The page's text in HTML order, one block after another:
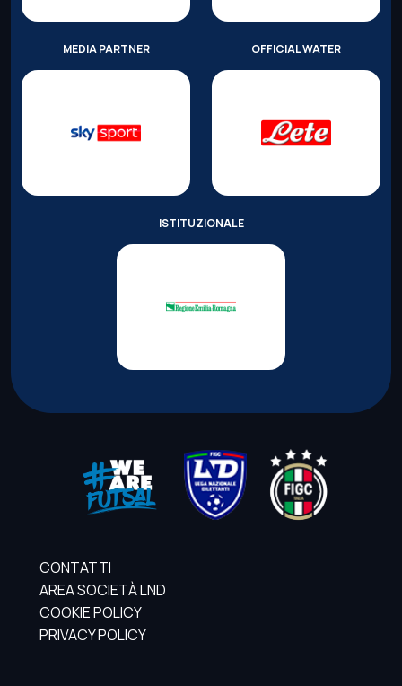
MEDIA PARTNER OFFICIAL WATER
ISTITUZIONALE
CONTATTI
AREA SOCIETÀ LND
COOKIE POLICY
PRIVACY POLICY